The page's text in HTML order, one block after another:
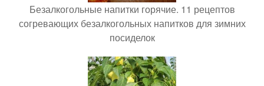
Безалкогольные напитки горячие. 11 рецептов
согревающих безалкогольных напитков для зимних
посиделок